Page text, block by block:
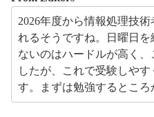
2026年度から情報処理技
れるそうですね。日曜日
ないのはハードルが高く
したが、これで受験しや
す。まずは勉強するところ